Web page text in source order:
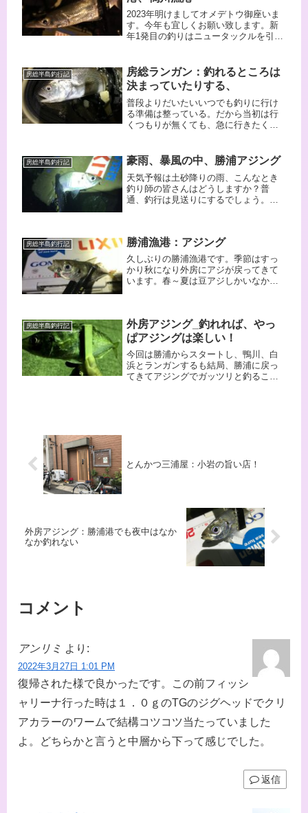
2023年明けましてオメデトウ御座いま
す。今年も宜しくお願い致します。新
年1発目の釣りはニュータックルを引っ
30cmを超えるカマスの引きは格別なも
のがあります。そんなカマスがボコボ
コ釣れるんですから楽しくてたまらん
ですよ。
房総半島釣行記
房総ランガン：釣れるところは
決まっていたりする、
普段よりだいたいいつでも釣りに行け
る準備は整っている。だから当初は行
くつもりが無くても、急に行きたくな
総へ出撃してきました。で、カマスな
んですが、引きはイイ感じだし釣れれ
ば楽しいが、あまり食べなくなってい
るのでそんなに釣りたくない。どこ行
ってもアジは全然釣れないし。。。そ
房総半島釣行記 豪雨、暴風の中、勝浦アジング
天気予報は土砂降りの雨、こんなとき
釣り師の皆さんはどうしますか？普
通、釣行は見送りにするでしょう。
風、激雨の中、行ってきました勝浦ラ
ンガン。沢山釣れましたよ、豆サイズ
ですが。。。。
房総半島釣行記 勝浦漁港：アジング
久しぶりの勝浦漁港です。季節はすっ
かり秋になり外房にアジが戻ってきて
います。春～夏は豆アジしかいなかっ
ら冬に向けてアジングが一番楽しい時
期になってきます。是非皆さんもアジ
ングに行きましょう！！！
房総半島釣行記
外房アジング_釣れれば、やっ
ぱアジングは楽しい！
今回は勝浦からスタートし、鴨川、白
浜とランガンするも結局、勝浦に戻っ
てきてアジングでガッツリと釣ること
とんかつ三浦屋：小岩の旨い店！
外房アジング：勝浦港でも夜中はなか
なか釣れない
コメント
アンリミ より:
2022年3月27日 1:01 PM
復帰された様で良かったです。この前フィッシ
ャリーナ行った時は１．０ｇのTGのジグヘッドでクリ
アカラーのワームで結構コツコツ当たっていました
よ。どちらかと言うと中層から下って感じでした。
返信